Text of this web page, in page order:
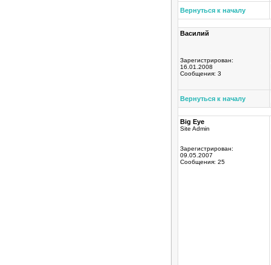
Вернуться к началу
Василий
Зарегистрирован:
16.01.2008
Сообщения: 3
Вернуться к началу
Big Eye
Site Admin
Зарегистрирован:
09.05.2007
Сообщения: 25